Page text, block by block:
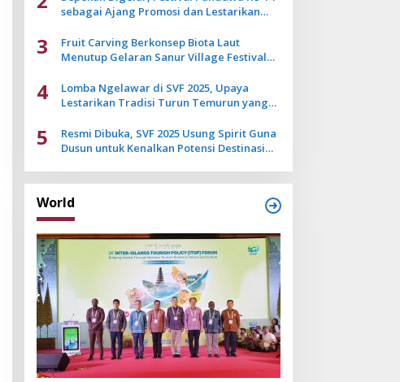
sebagai Ajang Promosi dan Lestarikan
3
Fruit Carving Berkonsep Biota Laut
Menutup Gelaran Sanur Village Festival
4
Lomba Ngelawar di SVF 2025, Upaya
Lestarikan Tradisi Turun Temurun yang
5
Resmi Dibuka, SVF 2025 Usung Spirit Guna
Dusun untuk Kenalkan Potensi Destinasi
World